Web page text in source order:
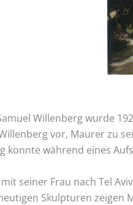
Willenberg wurde
vor, Maurer zu
konnte während eines
seiner Frau nach Tel
Skulpturen zeigen